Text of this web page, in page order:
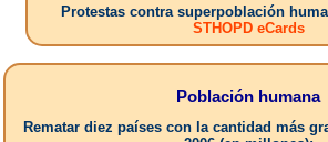
Protestas contra superpoblación
STHOPD eCards
Población humana
Rematar diez países con la cantidad más